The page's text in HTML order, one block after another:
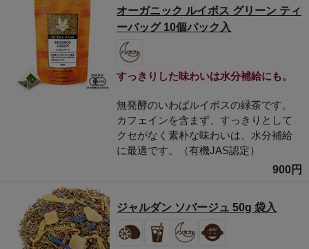
オーガニック ルイボス グリーン ティ
ーバッグ 10個パック入
すっきりした味わいは水分補給にも。
無発酵のいわばルイボスの緑茶です。
カフェインを含まず、すっきりとして
クセがなく素朴な味わいは、水分補給
に最適です。（有機JAS認定）
900円
ジャルダン ソバージュ 50g 袋入